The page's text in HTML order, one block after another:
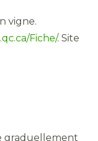
vigne.
Fiche/. Site
graduellement